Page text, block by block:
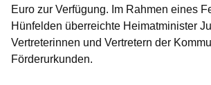
Euro zur Verfügung. Im Rahmen eines
Hünfelden überreichte Heimatminister
Vertreterinnen und Vertretern der
Förderurkunden.